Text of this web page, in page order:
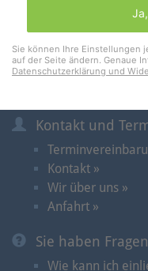
Kontakt und
Kontakt »
Wir über uns »
Anfahrt »
Sie haben
Wie kann ich
Sie können Ihre Einstellungen
auf der Seite ändern. Genaue
Datenschutzerklärung und